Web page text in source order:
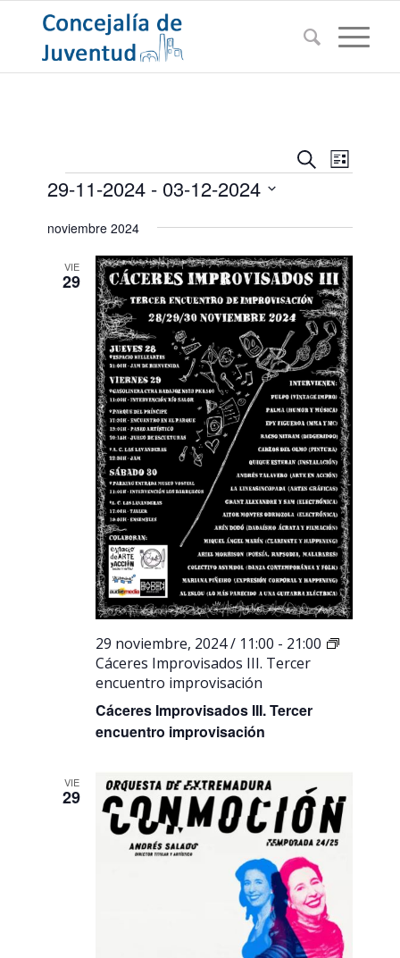
y
vistas
de
Eventos
Buscar
de
Evento
Lista
Eventos
29-11-2024 - 03-12-2024
fecha.
noviembre 2024
VIE
29
Cáceres Improvisados III. Tercer
encuentro improvisación
29 noviembre, 2024 / 11:00 - 21:00
Cáceres Improvisados III. Tercer
encuentro improvisación
VIE
29